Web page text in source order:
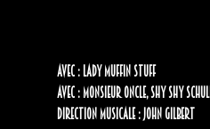
Avec : Lady Muffin Stuff
Avec : Monsieur Oncle, Shy Shy
Direction musicale : John Gilbert